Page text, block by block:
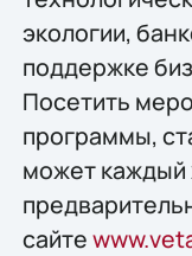
экологии,
поддержке
Посетить
программы,
может каждый
сайте